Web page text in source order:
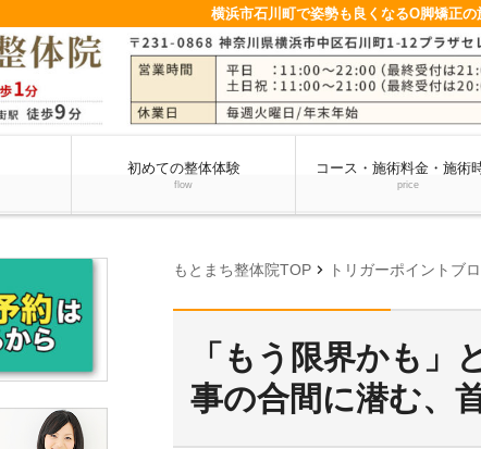
横浜市石川町で姿勢も良くなるO脚矯正
初めての整体体験
flow
コース・施術料金・施術
price
もとまち整体院TOP chevron_right トリガーポイントブ
「もう限界かも」
事の合間に潜む、